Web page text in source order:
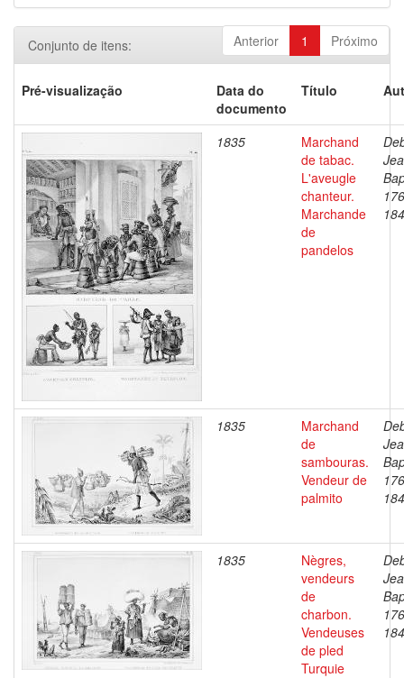
Anterior 1 Próximo
Conjunto de itens:
Pré-visualização
Data do
documento
Título
1835
Marchand
de tabac.
L'aveugle
chanteur.
Marchande
de
pandelos
1835
Marchand
de
sambouras.
Vendeur de
palmito
1835
Nègres,
vendeurs
de
charbon.
Vendeuses
de pled
Turquie